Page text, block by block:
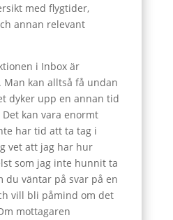
med flygtider,
annan relevant
i Inbox är
Man kan alltså få undan
dyker upp en annan tid
kan vara enormt
har tid att ta tag i
vet att jag har hur
som jag inte hunnit ta
du väntar på svar på en
vill bli påmind om det
mottagaren